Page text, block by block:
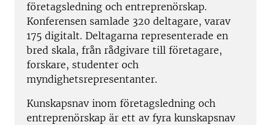
företagsledning och entreprenörskap.
Konferensen samlade 320 deltagare, varav
175 digitalt. Deltagarna representerade en
bred skala, från rådgivare till företagare,
forskare, studenter och
myndighetsrepresentanter.
Kunskapsnav inom företagsledning och
entreprenörskap är ett av fyra kunskapsnav